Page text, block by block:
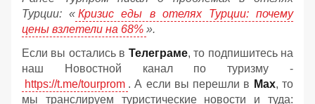
Турции: « Кризис еды в отелях Турции: почему
цены взлетели на 68% ».
Если вы остались в Телеграме, то подпишитесь на
наш Новостной канал по туризму -
https://t.me/tourprom . А если вы перешли в Мах, то
мы транслируем туристические новости и туда: